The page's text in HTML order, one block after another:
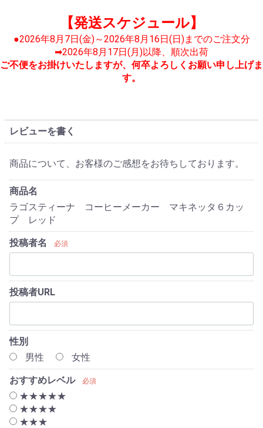
【発送スケジュール】
●2026年8月7日(金)～2026年8月16日(日)までのご注文分
➡2026年8月17日(月)以降、順次出荷
ご不便をお掛けいたしますが、何卒よろしくお願い申し上げま
す。
レビューを書く
商品について、お客様のご感想をお待ちしております。
商品名
ラゴスティーナ コーヒーメーカー マキネッタ６カッ
プ レッド
投稿者名 必須
投稿者URL
性別
男性
女性
おすすめレベル 必須
★★★★★
★★★★
★★★